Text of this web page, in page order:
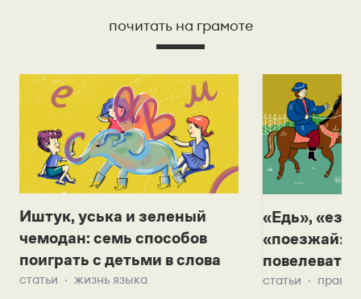
почитать на грамоте
Иштук, уська и зеленый
чемодан: семь способов
поиграть с детьми в слова
статьи жизнь языка
«Едь»,
«поезжай»?
повелевать
статьи